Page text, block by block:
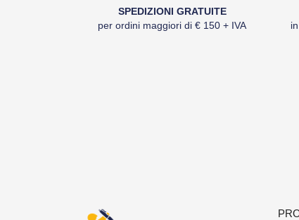
SPEDIZIONI GRATUITE
per ordini maggiori di € 150 + IVA